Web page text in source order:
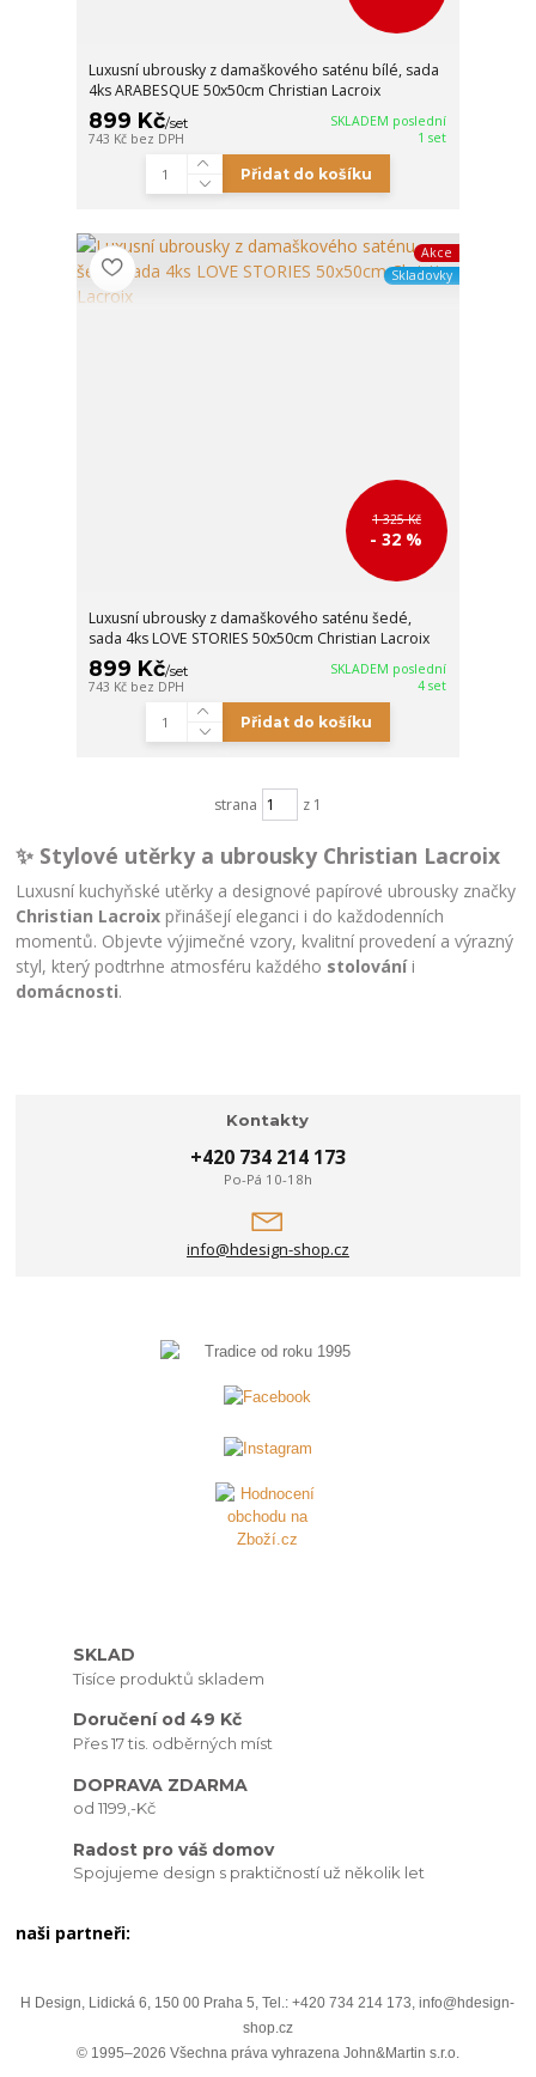
Luxusní ubrousky z damaškového saténu bílé, sada
4ks ARABESQUE 50x50cm Christian Lacroix
899 Kč/set
743 Kč bez DPH
SKLADEM poslední
1 set
Přidat do košíku
Akce
Skladovky
1 325 Kč
- 32 %
Luxusní ubrousky z damaškového saténu šedé,
sada 4ks LOVE STORIES 50x50cm Christian Lacroix
899 Kč/set
743 Kč bez DPH
SKLADEM poslední
4 set
Přidat do košíku
strana z 1
✨ Stylové utěrky a ubrousky Christian Lacroix
Luxusní kuchyňské utěrky a designové papírové ubrousky značky
Christian Lacroix přinášejí eleganci i do každodenních
momentů. Objevte výjimečné vzory, kvalitní provedení a výrazný
styl, který podtrhne atmosféru každého stolováníi
domácnosti.
Kontakty
+420 734 214 173
Po-Pá 10-18h
info@hdesign-shop.cz
SKLAD
Tisíce produktů skladem
Doručení od 49 Kč
Přes 17 tis. odběrných míst
DOPRAVA ZDARMA
od 1199,-Kč
Radost pro váš domov
Spojujeme design s praktičností už několik let
naši partneři:
H Design, Lidická 6, 150 00 Praha 5, Tel.: +420 734 214 173, info@hdesign-
shop.cz
© 1995–2026 Všechna práva vyhrazena John&Martin s.r.o.